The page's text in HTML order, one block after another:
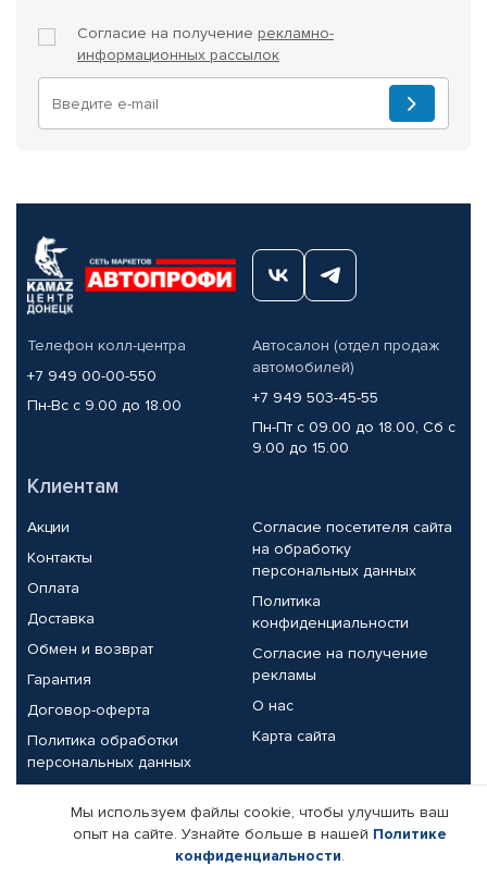
Согласие на получение рекламно-
информационных рассылок
Телефон колл-центра
+7 949 00-00-550
Пн-Вс с 9.00 до 18.00
Автосалон (отдел продаж
автомобилей)
+7 949 503-45-55
Пн-Пт с 09.00 до 18.00, Сб с
9.00 до 15.00
Клиентам
Акции
Контакты
Оплата
Доставка
Обмен и возврат
Гарантия
Договор-оферта
Политика обработки
персональных данных
Согласие посетителя сайта
на обработку
персональных данных
Политика
конфиденциальности
Согласие на получение
рекламы
О нас
Карта сайта
Партнерам
Корпоративным клиентам
Реквизиты компании
Мы используем файлы cookie, чтобы улучшить ваш
опыт на сайте. Узнайте больше в нашей Политике
конфиденциальности.